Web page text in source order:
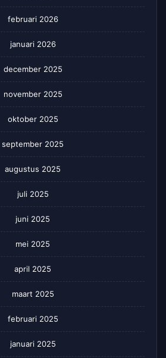
februari 2026
januari 2026
december 2025
november 2025
oktober 2025
september 2025
augustus 2025
juli 2025
juni 2025
mei 2025
april 2025
maart 2025
februari 2025
januari 2025